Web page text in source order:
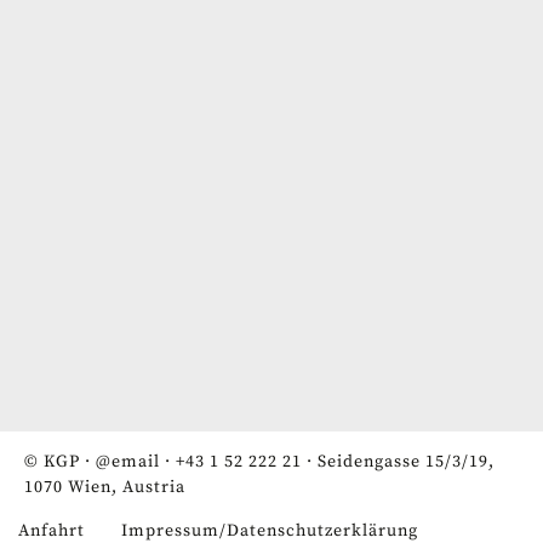
© KGP · @email · +43 1 52 222 21 · Seidengasse 15/3/19,
1070 Wien, Austria
Anfahrt Impressum/Datenschutzerklärung